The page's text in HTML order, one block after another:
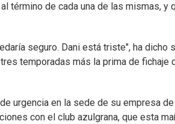
término de cada una de las mismas, y
seguro. Dani está triste", ha dicho
temporadas más la prima de fichaje
urgencia en la sede de su empresa de
con el club azulgrana, que esta